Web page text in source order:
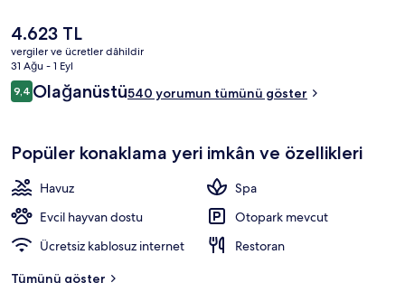
Şu
anki
fiyat
4.623 TL
4.623 TL
vergiler ve ücretler dâhildir
31 Ağu - 1 Eyl
Yorumlar
9,49,4/10
Olağanüstü540 yorumun tümünü göster
Popüler konaklama yeri imkân ve özellikleri
Havuz
Spa
Evcil hayvan dostu
Otopark mevcut
Ücretsiz kablosuz internet
Restoran
Tümünü göster